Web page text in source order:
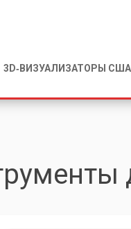
3D‑ВИЗУАЛИЗАТОРЫ США